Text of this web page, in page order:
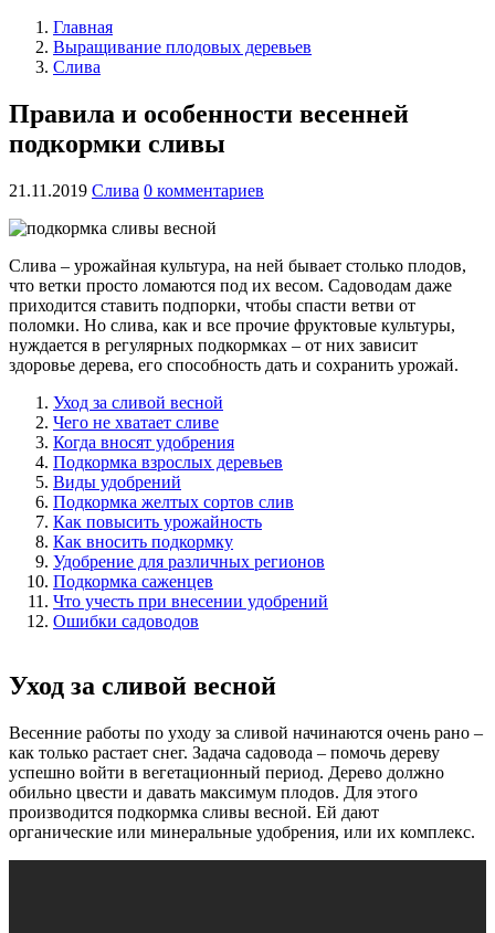
Главная
Выращивание плодовых деревьев
Слива
Правила и особенности весенней
подкормки сливы
21.11.2019 Слива 0 комментариев
Слива – урожайная культура, на ней бывает столько плодов,
что ветки просто ломаются под их весом. Садоводам даже
приходится ставить подпорки, чтобы спасти ветви от
поломки. Но слива, как и все прочие фруктовые культуры,
нуждается в регулярных подкормках – от них зависит
здоровье дерева, его способность дать и сохранить урожай.
Уход за сливой весной
Чего не хватает сливе
Когда вносят удобрения
Подкормка взрослых деревьев
Виды удобрений
Подкормка желтых сортов слив
Как повысить урожайность
Как вносить подкормку
Удобрение для различных регионов
Подкормка саженцев
Что учесть при внесении удобрений
Ошибки садоводов
Уход за сливой весной
Весенние работы по уходу за сливой начинаются очень рано –
как только растает снег. Задача садовода – помочь дереву
успешно войти в вегетационный период. Дерево должно
обильно цвести и давать максимум плодов. Для этого
производится подкормка сливы весной. Ей дают
органические или минеральные удобрения, или их комплекс.